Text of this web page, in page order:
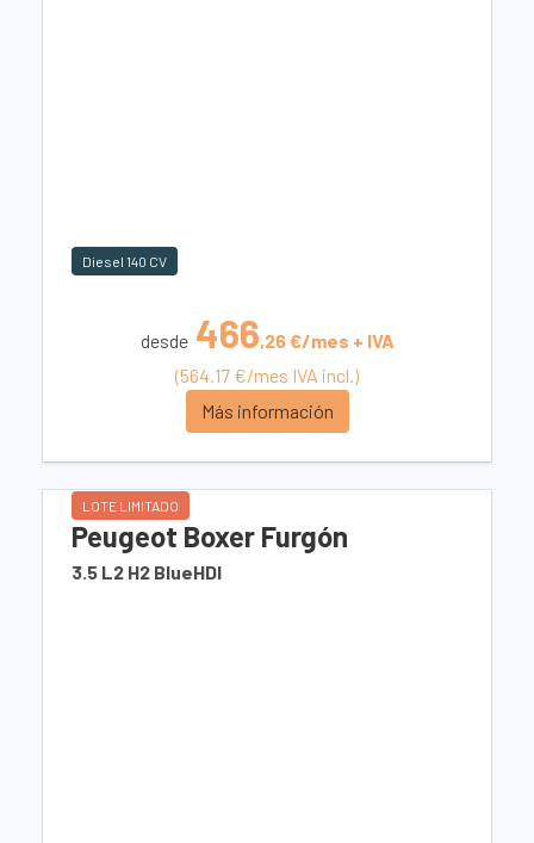
Diesel 140 CV
desde 466,26 €/mes + IVA
(564.17 €/mes IVA incl.)
Más información
LOTE LIMITADO
Peugeot Boxer Furgón
3.5 L2 H2 BlueHDI